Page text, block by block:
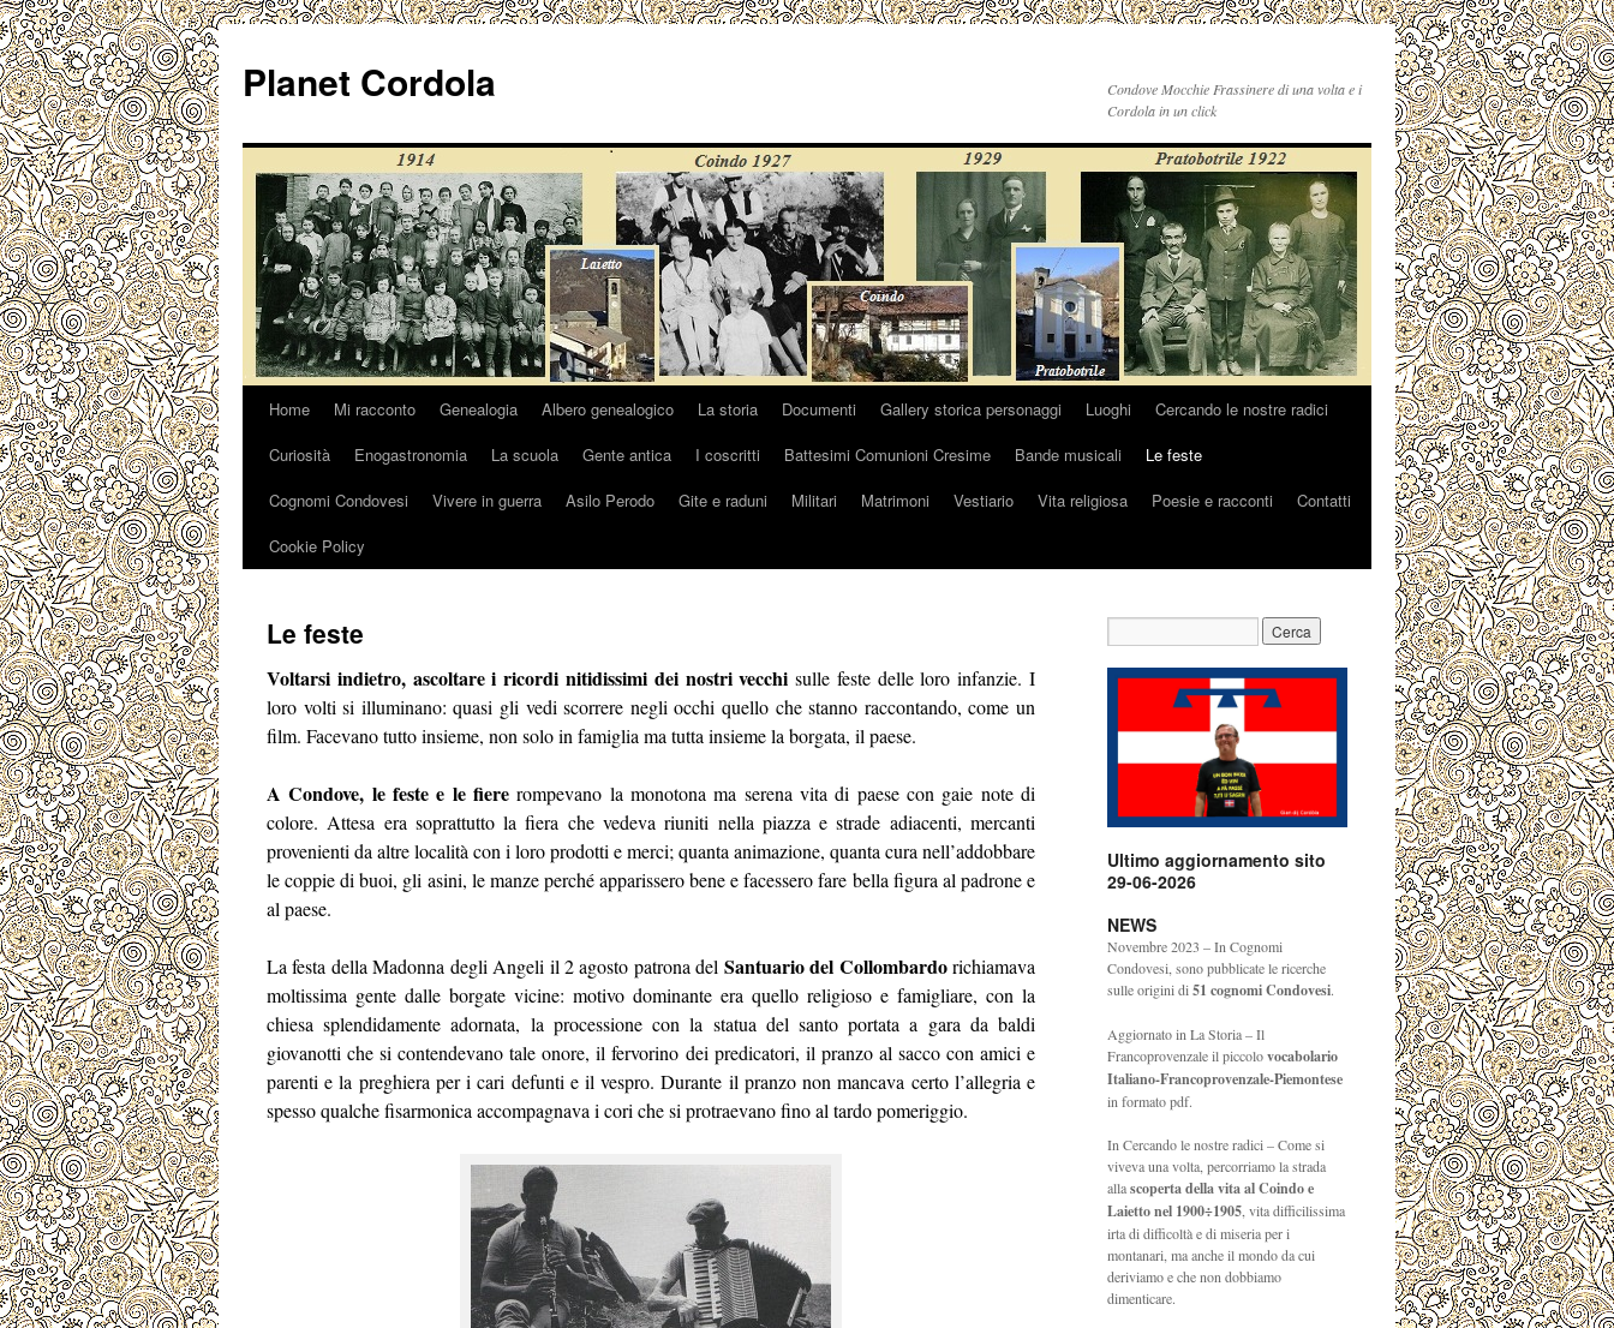
contenuto
Planet Cordola
Condove Mocchie Frassinere di una volta e i
Cordola in un click
Home Mi racconto Genealogia Albero genealogico La storia Documenti Gallery storica personaggi Luoghi
Cercando le nostre radici
Curiosità
Enogastronomia La scuola Gente antica I coscritti Battesimi Comunioni Cresime Bande musicali
Le feste
Cognomi Condovesi
Vivere in guerra Asilo Perodo Gite e raduni Militari Matrimoni Vestiario Vita religiosa Poesie e racconti
Contatti
Cookie Policy
Le feste
Voltarsi indietro, ascoltare i ricordi nitidissimi dei nostri vecchi sulle feste delle loro infanzie. I
loro volti si illuminano: quasi gli vedi scorrere negli occhi quello che stanno raccontando, come un
film. Facevano tutto insieme, non solo in famiglia ma tutta insieme la borgata, il paese.
A Condove, le feste e le fiere rompevano la monotona ma serena vita di paese con gaie note di
colore. Attesa era soprattutto la fiera che vedeva riuniti nella piazza e strade adiacenti, mercanti
provenienti da altre località con i loro prodotti e merci; quanta animazione, quanta cura nell’addobbare
le coppie di buoi, gli asini, le manze perché apparissero bene e facessero fare bella figura al padrone e
al paese.
La festa della Madonna degli Angeli il 2 agosto patrona del Santuario del Collombardorichiamava
moltissima gente dalle borgate vicine: motivo dominante era quello religioso e famigliare, con la
chiesa splendidamente adornata, la processione con la statua del santo portata a gara da baldi
giovanotti che si contendevano tale onore, il fervorino dei predicatori, il pranzo al sacco con amici e
parenti e la preghiera per i cari defunti e il vespro. Durante il pranzo non mancava certo l’allegria e
spesso qualche fisarmonica accompagnava i cori che si protraevano fino al tardo pomeriggio.
Ultimo aggiornamento sito
29-06-2026
NEWS
Novembre 2023 – In Cognomi
Condovesi, sono pubblicate le ricerche
sulle origini di51 cognomi Condovesi.
Aggiornato in La Storia – Il
Francoprovenzale il piccolovocabolario
Italiano-Francoprovenzale-Piemontese
in formato pdf.
In Cercando le nostre radici – Come si
viveva una volta, percorriamo la strada
allascoperta della vita al Coindo e
Laietto nel 1900÷1905, vita difficilissima
irta di difficoltà e di miseria per i
montanari, ma anche il mondo da cui
deriviamo e che non dobbiamo
dimenticare.